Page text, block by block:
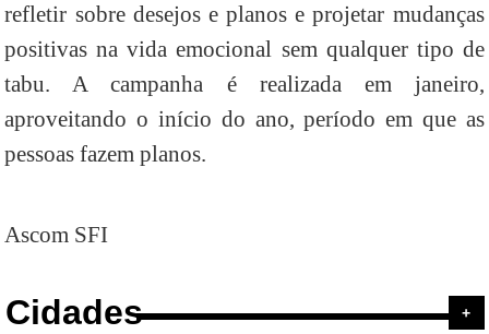
refletir sobre desejos e planos e projetar mudanças
positivas na vida emocional sem qualquer tipo de
tabu. A campanha é realizada em janeiro,
aproveitando o início do ano, período em que as
pessoas fazem planos.
Ascom SFI
Cidades +